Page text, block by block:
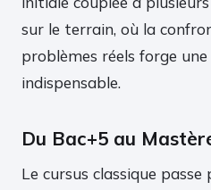
sur le terrain, où la
problèmes réels forge
indispensable.
Du Bac+5 au
Le cursus classique passe